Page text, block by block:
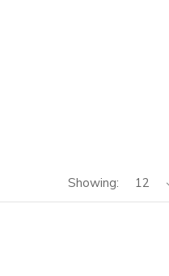
Showing: 12